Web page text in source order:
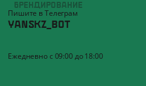
БРЕНДИРОВАНИЕ
Пишите в Телеграм
YANSKZ_BOT
Ежедневно с 09:00 до 18:00